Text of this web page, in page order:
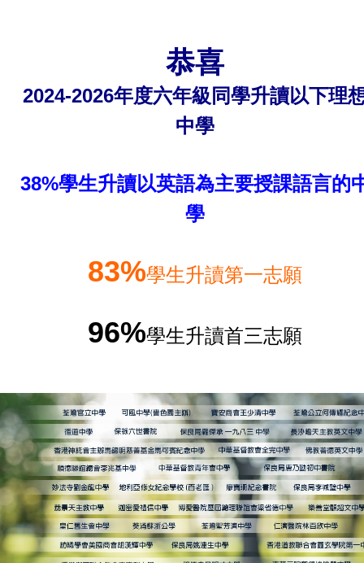
恭喜
2024-2026年度六年級同學升讀以下理
中學
38%學生升讀以英語為主要授課語言的
學
83%學生升讀第一志願
96%學生升讀首三志願